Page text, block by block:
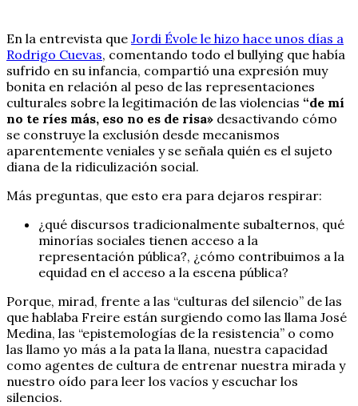
En la entrevista que Jordi Évole le hizo hace unos días a
Rodrigo Cuevas, comentando todo el bullying que había
sufrido en su infancia, compartió una expresión muy
bonita en relación al peso de las representaciones
culturales sobre la legitimación de las violencias “de mí
no te ríes más, eso no es de risa» desactivando cómo
se construye la exclusión desde mecanismos
aparentemente veniales y se señala quién es el sujeto
diana de la ridiculización social.
Más preguntas, que esto era para dejaros respirar:
¿qué discursos tradicionalmente subalternos, qué
minorías sociales tienen acceso a la
representación pública?, ¿cómo contribuimos a la
equidad en el acceso a la escena pública?
Porque, mirad, frente a las “culturas del silencio” de las
que hablaba Freire están surgiendo como las llama José
Medina, las “epistemologías de la resistencia” o como
las llamo yo más a la pata la llana, nuestra capacidad
como agentes de cultura de entrenar nuestra mirada y
nuestro oído para leer los vacíos y escuchar los
silencios.